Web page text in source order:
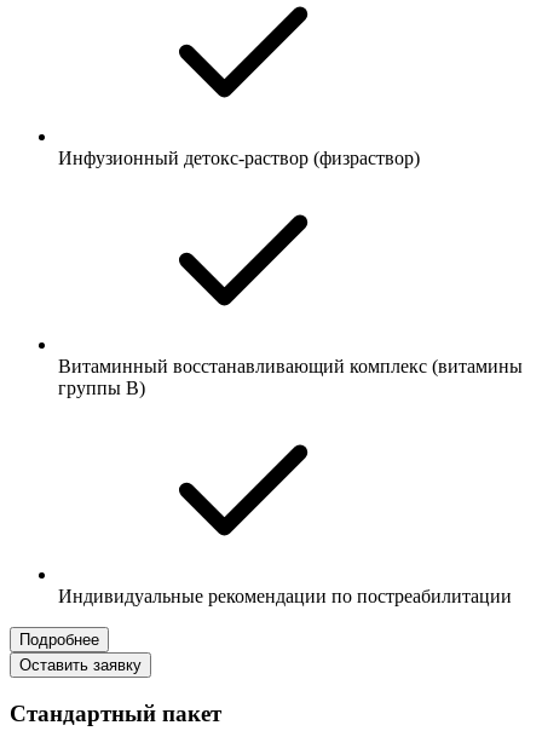
Инфузионный детокс-раствор (физраствор)
Витаминный восстанавливающий комплекс (витамины
группы B)
Индивидуальные рекомендации по постреабилитации
Подробнее
Оставить заявку
Стандартный пакет